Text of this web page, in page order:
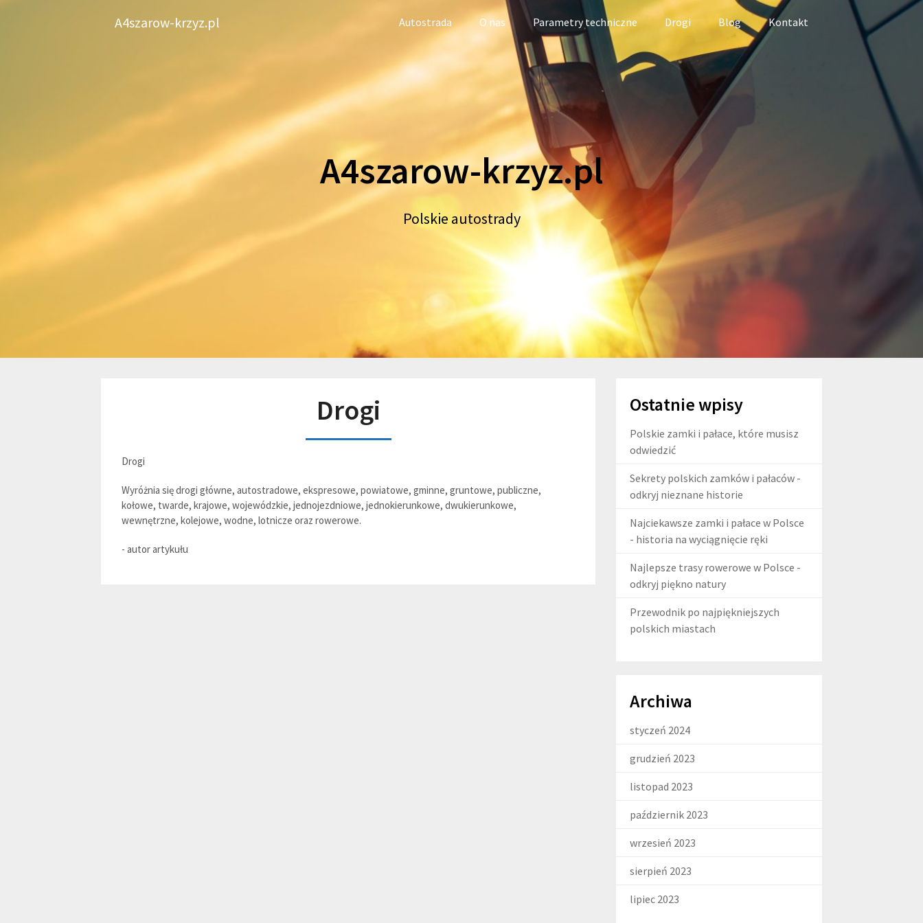
A4szarow-krzyz.pl Autostrada O nas Parametry techniczne Drogi Blog Kontakt
A4szarow-krzyz.pl
Polskie autostrady
Drogi
Drogi
Wyróżnia się drogi główne, autostradowe, ekspresowe, powiatowe, gminne, gruntowe, publiczne,
kołowe, twarde, krajowe, wojewódzkie, jednojezdniowe, jednokierunkowe, dwukierunkowe,
wewnętrzne, kolejowe, wodne, lotnicze oraz rowerowe.
- autor artykułu
Ostatnie wpisy
Polskie zamki i pałace, które musisz
odwiedzić
Sekrety polskich zamków i pałaców -
odkryj nieznane historie
Najciekawsze zamki i pałace w Polsce
- historia na wyciągnięcie ręki
Najlepsze trasy rowerowe w Polsce -
odkryj piękno natury
Przewodnik po najpiękniejszych
polskich miastach
Archiwa
styczeń 2024
grudzień 2023
listopad 2023
październik 2023
wrzesień 2023
sierpień 2023
lipiec 2023